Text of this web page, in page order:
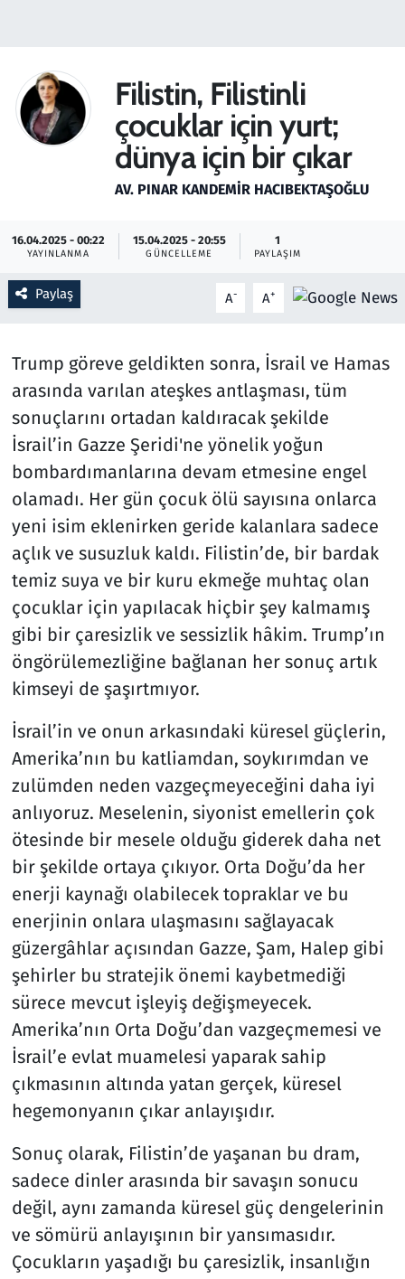
Filistin, Filistinli
çocuklar için yurt;
dünya için bir çıkar
AV. PINAR KANDEMIR HACIBEKTAŞOĞLU
16.04.2025 - 00:22
YAYINLANMA
15.04.2025 - 20:55
GÜNCELLEME
1
PAYLAŞIM
Paylaş A- A+
Trump göreve geldikten sonra, İsrail ve Hamas
arasında varılan ateşkes antlaşması, tüm
sonuçlarını ortadan kaldıracak şekilde
İsrail’in Gazze Şeridi'ne yönelik yoğun
bombardımanlarına devam etmesine engel
olamadı. Her gün çocuk ölü sayısına onlarca
yeni isim eklenirken geride kalanlara sadece
açlık ve susuzluk kaldı. Filistin’de, bir bardak
temiz suya ve bir kuru ekmeğe muhtaç olan
çocuklar için yapılacak hiçbir şey kalmamış
gibi bir çaresizlik ve sessizlik hâkim. Trump’ın
öngörülemezliğine bağlanan her sonuç artık
kimseyi de şaşırtmıyor.
İsrail’in ve onun arkasındaki küresel güçlerin,
Amerika’nın bu katliamdan, soykırımdan ve
zulümden neden vazgeçmeyeceğini daha iyi
anlıyoruz. Meselenin, siyonist emellerin çok
ötesinde bir mesele olduğu giderek daha net
bir şekilde ortaya çıkıyor. Orta Doğu’da her
enerji kaynağı olabilecek topraklar ve bu
enerjinin onlara ulaşmasını sağlayacak
güzergâhlar açısından Gazze, Şam, Halep gibi
şehirler bu stratejik önemi kaybetmediği
sürece mevcut işleyiş değişmeyecek.
Amerika’nın Orta Doğu’dan vazgeçmemesi ve
İsrail’e evlat muamelesi yaparak sahip
çıkmasının altında yatan gerçek, küresel
hegemonyanın çıkar anlayışıdır.
Sonuç olarak, Filistin’de yaşanan bu dram,
sadece dinler arasında bir savaşın sonucu
değil, aynı zamanda küresel güç dengelerinin
ve sömürü anlayışının bir yansımasıdır.
Çocukların yaşadığı bu çaresizlik, insanlığın
Haber
Kültür Sanat
Kurumsal Haberler
Memur ve Kamu
Otomobil
Oyun
Ramazan
Resmi İlanlar
Rüya Tabirleri
Sağlık
Savunma Sanayi
Seçim 2023
Spor
Teknoloji ve Bilim
Televizyon